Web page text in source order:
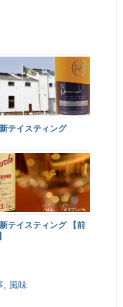
テイスティング
テイスティング 【前
, 風味